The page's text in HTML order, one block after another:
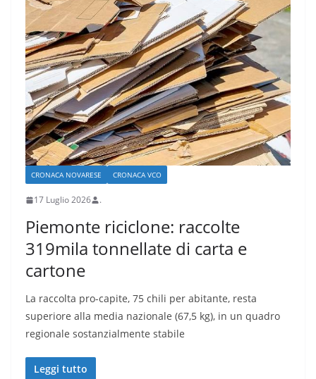
CRONACA NOVARESE CRONACA VCO
17 Luglio 2026 .
Piemonte riciclone: raccolte
319mila tonnellate di carta e
cartone
La raccolta pro-capite, 75 chili per abitante, resta
superiore alla media nazionale (67,5 kg), in un quadro
regionale sostanzialmente stabile
Leggi tutto